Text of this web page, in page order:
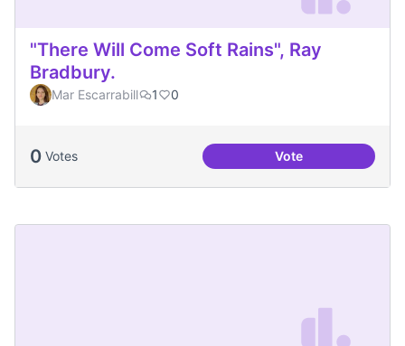
"There Will Come Soft Rains", Ray
Bradbury.
Mar Escarrabill 1 0
0 Votes Vote"There Will Come